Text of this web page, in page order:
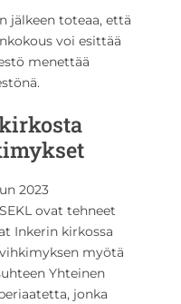
jälkeen toteaa, että
voi esittää
menettää
2023
ovat tehneet
Inkerin kirkossa
myötä
Yhteinen
jonka